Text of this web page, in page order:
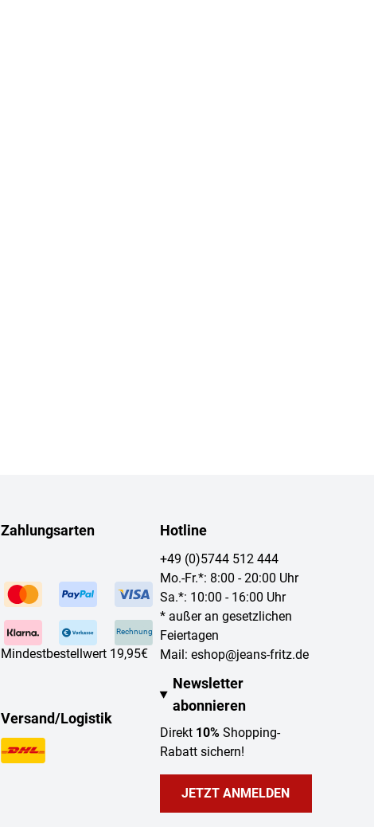
Zahlungsarten
Rechnung
Mindestbestellwert 19,95€
Versand/Logistik
Hotline
+49 (0)5744 512 444
Mo.-Fr.*: 8:00 - 20:00 Uhr
Sa.*: 10:00 - 16:00 Uhr
* außer an gesetzlichen
Feiertagen
Mail: eshop@jeans-fritz.de
Newsletter
abonnieren
Direkt 10%Shopping-
Rabatt sichern!
JETZT ANMELDEN